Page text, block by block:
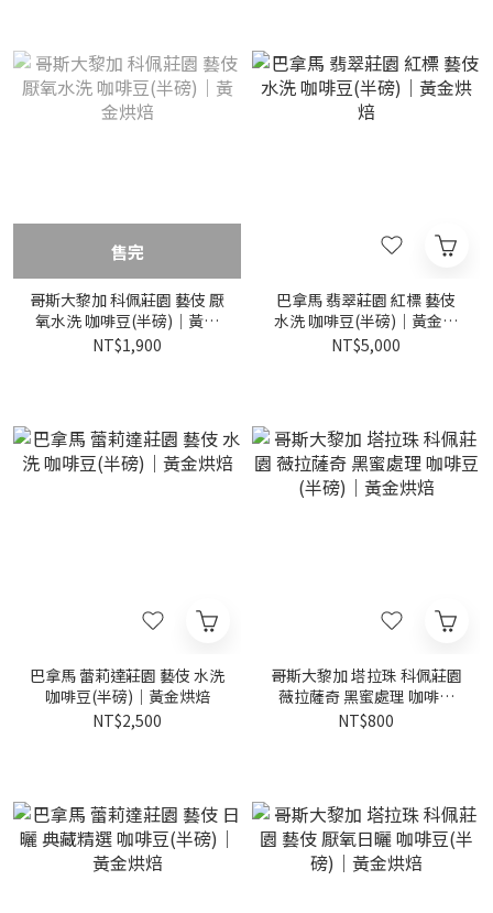
售完
哥斯大黎加 科佩莊園 藝伎 厭
氧水洗 咖啡豆(半磅)｜黃金
烘焙
NT$1,900
巴拿馬 翡翠莊園 紅標 藝伎
水洗 咖啡豆(半磅)｜黃金烘
焙
NT$5,000
巴拿馬 蕾莉達莊園 藝伎 水洗
咖啡豆(半磅)｜黃金烘焙
NT$2,500
哥斯大黎加 塔拉珠 科佩莊園
薇拉薩奇 黑蜜處理 咖啡豆
(半磅)｜黃金烘焙
NT$800